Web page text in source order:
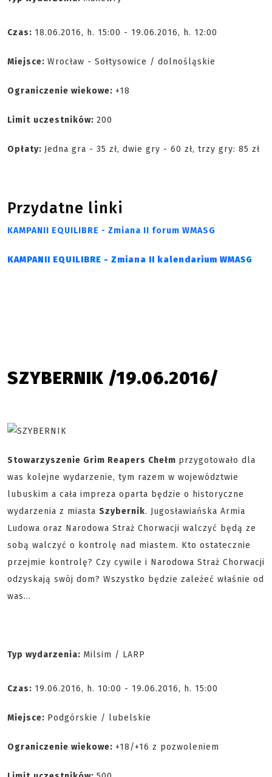
Czas: 18.06.2016, h. 15:00 - 19.06.2016, h. 12:00
Miejsce: Wrocław - Sołtysowice / dolnośląskie
Ograniczenie wiekowe: +18
Limit uczestników: 200
Opłaty: Jedna gra - 35 zł, dwie gry - 60 zł, trzy gry: 85 zł
Przydatne linki
KAMPANII EQUILIBRE - Zmiana II forum WMASG
KAMPANII EQUILIBRE - Zmiana II kalendarium WMASG
SZYBERNIK /19.06.2016/
Stowarzyszenie Grim Reapers Chełm przygotowało dla
was kolejne wydarzenie, tym razem w województwie
lubuskim a cała impreza oparta będzie o historyczne
wydarzenia z miasta Szybernik. Jugosławiańska Armia
Ludowa oraz Narodowa Straż Chorwacji walczyć będą ze
sobą walczyć o kontrolę nad miastem. Kto ostatecznie
przejmie kontrolę? Czy cywile i Narodowa Straż Chorwacji
odzyskają swój dom? Wszystko będzie zależeć właśnie od
was...
Typ wydarzenia: Milsim / LARP
Czas: 19.06.2016, h. 10:00 - 19.06.2016, h. 15:00
Miejsce: Podgórskie / lubelskie
Ograniczenie wiekowe: +18/+16 z pozwoleniem